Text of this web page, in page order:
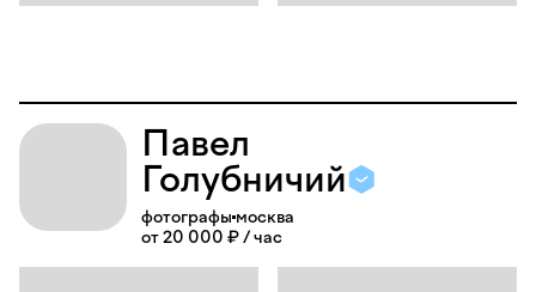
Павел
Голубничий
фотографы москва
от 20 000 ₽ / час